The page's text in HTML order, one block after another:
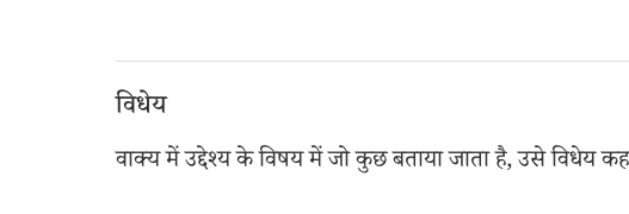
विधेय
वाक्य में उद्देश्य के विषय में जो कुछ बताया जाता है, उसे विधेय